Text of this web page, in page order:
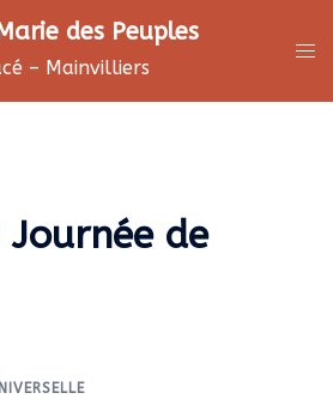
des Peuples
– Mainvilliers
Journée de